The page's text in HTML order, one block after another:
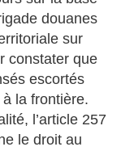
douanes
sur
constater que
escortés
la frontière.
l’article 257
le droit au